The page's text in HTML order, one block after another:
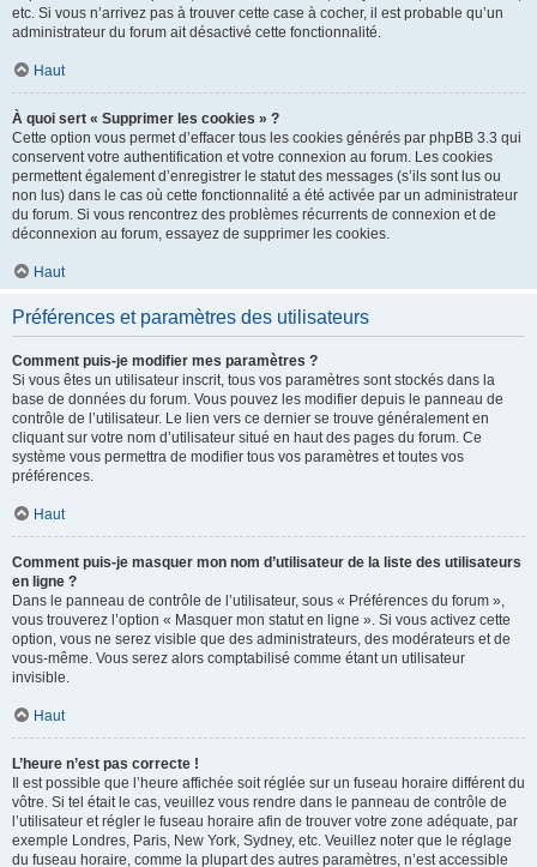
etc. Si vous n’arrivez pas à trouver cette case à cocher, il est probable qu’un
administrateur du forum ait désactivé cette fonctionnalité.
Haut
À quoi sert « Supprimer les cookies » ?
Cette option vous permet d’effacer tous les cookies générés par phpBB 3.3 qui
conservent votre authentification et votre connexion au forum. Les cookies
permettent également d’enregistrer le statut des messages (s’ils sont lus ou
non lus) dans le cas où cette fonctionnalité a été activée par un administrateur
du forum. Si vous rencontrez des problèmes récurrents de connexion et de
déconnexion au forum, essayez de supprimer les cookies.
Haut
Préférences et paramètres des utilisateurs
Comment puis-je modifier mes paramètres ?
Si vous êtes un utilisateur inscrit, tous vos paramètres sont stockés dans la
base de données du forum. Vous pouvez les modifier depuis le panneau de
contrôle de l’utilisateur. Le lien vers ce dernier se trouve généralement en
cliquant sur votre nom d’utilisateur situé en haut des pages du forum. Ce
système vous permettra de modifier tous vos paramètres et toutes vos
préférences.
Haut
Comment puis-je masquer mon nom d’utilisateur de la liste des utilisateurs
en ligne ?
Dans le panneau de contrôle de l’utilisateur, sous « Préférences du forum »,
vous trouverez l’option « Masquer mon statut en ligne ». Si vous activez cette
option, vous ne serez visible que des administrateurs, des modérateurs et de
vous-même. Vous serez alors comptabilisé comme étant un utilisateur
invisible.
Haut
L’heure n’est pas correcte !
Il est possible que l’heure affichée soit réglée sur un fuseau horaire différent du
vôtre. Si tel était le cas, veuillez vous rendre dans le panneau de contrôle de
l’utilisateur et régler le fuseau horaire afin de trouver votre zone adéquate, par
exemple Londres, Paris, New York, Sydney, etc. Veuillez noter que le réglage
du fuseau horaire, comme la plupart des autres paramètres, n’est accessible